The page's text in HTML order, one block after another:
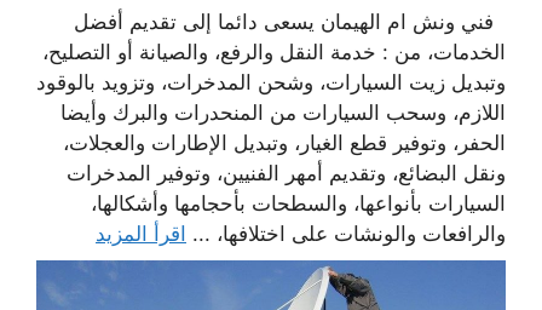
فني ونش ام الهيمان يسعى دائما إلى تقديم أفضل
الخدمات، من : خدمة النقل والرفع، والصيانة أو التصليح،
وتبديل زيت السيارات، وشحن المدخرات، وتزويد بالوقود
اللازم، وسحب السيارات من المنحدرات والبرك وأيضا
الحفر، وتوفير قطع الغيار، وتبديل الإطارات والعجلات،
ونقل البضائع، وتقديم أمهر الفنيين، وتوفير المدخرات
السيارات بأنواعها، والسطحات بأحجامها وأشكالها،
والرافعات والونشات على اختلافها، ... اقرأ المزيد